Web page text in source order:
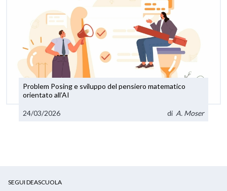
Problem Posing e sviluppo del pensiero matematico
orientato all’AI
24/03/2026 di A. Moser
SEGUI DEASCUOLA